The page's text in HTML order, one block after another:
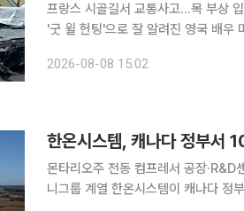
프랑스 시골길서 교통사고…목 부상 입
'굿 윌 헌팅'으로 잘 알려진 영국 배
이버의 SNS에 따르면 그는 최근 자신
2026-08-08 15:02
한온시스템, 캐나다 정부서
몬타리오주 전동 컴프레서 공장·R&D센
니그룹 계열 한온시스템이 캐나다 정